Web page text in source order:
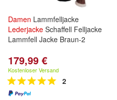
Damen Lammfelljacke
Lederjacke Schaffell Felljacke
Lammfell Jacke Braun-2
179,99 €
Kostenloser Versand
2